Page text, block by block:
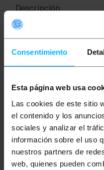
Consentimiento
Esta página web usa
Las cookies de este sitio
el contenido y los
sociales y analizar el
información sobre el uso
nuestros partners de
web, quienes pueden
Descripción
Adaptador de USB a
en formato industrial
conversor robusto
No requiere
Señales RS422:
RTS+/-, CTS+/-,
Señales RS485:
Controlador
Windows y Linux.
Dispone de 1 x
Block.
Tamaño carcasa: